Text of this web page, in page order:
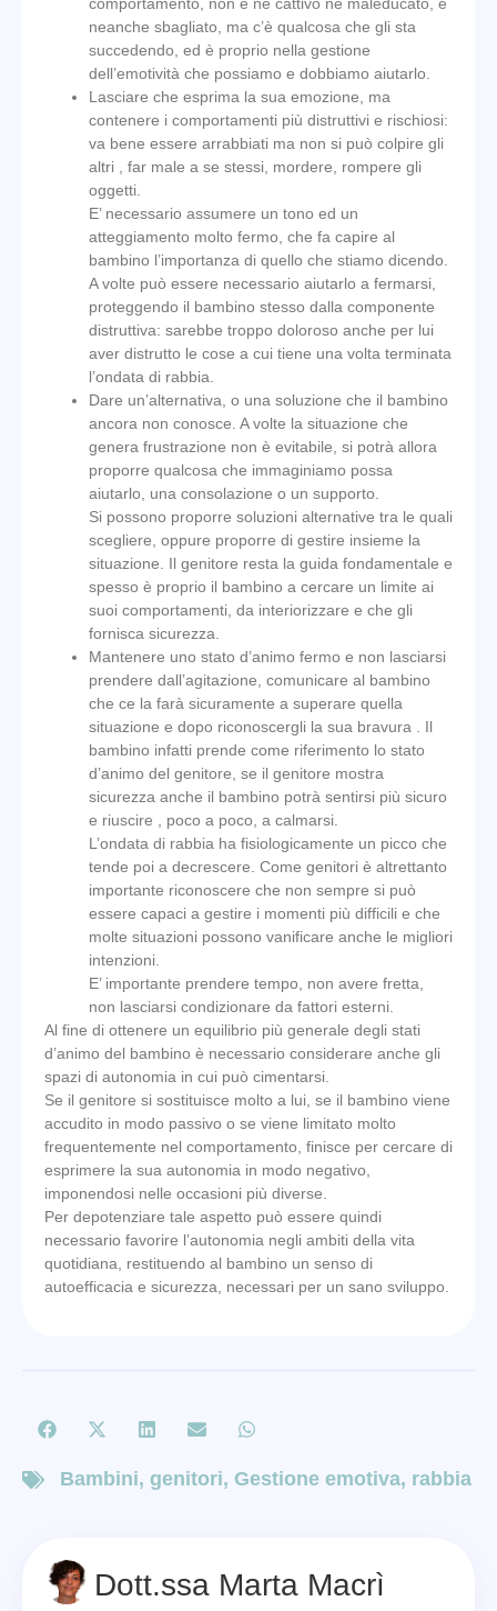
neanche sbagliato, ma c’è qualcosa che gli sta
succedendo, ed è proprio nella gestione
dell’emotività che possiamo e dobbiamo aiutarlo.
Lasciare che esprima la sua emozione, ma
contenere i comportamenti più distruttivi e rischiosi:
va bene essere arrabbiati ma non si può colpire gli
altri , far male a se stessi, mordere, rompere gli
oggetti.
E’ necessario assumere un tono ed un
atteggiamento molto fermo, che fa capire al
bambino l’importanza di quello che stiamo dicendo.
A volte può essere necessario aiutarlo a fermarsi,
proteggendo il bambino stesso dalla componente
distruttiva: sarebbe troppo doloroso anche per lui
aver distrutto le cose a cui tiene una volta terminata
l’ondata di rabbia.​
Dare un’alternativa, o una soluzione che il bambino
ancora non conosce. A volte la situazione che
genera frustrazione non è evitabile, si potrà allora
proporre qualcosa che immaginiamo possa
aiutarlo, una consolazione o un supporto.
Si possono proporre soluzioni alternative tra le quali
scegliere, oppure proporre di gestire insieme la
situazione. Il genitore resta la guida fondamentale e
spesso è proprio il bambino a cercare un limite ai
suoi comportamenti, da interiorizzare e che gli
fornisca sicurezza.
Mantenere uno stato d’animo fermo e non lasciarsi
prendere dall’agitazione, comunicare al bambino
che ce la farà sicuramente a superare quella
situazione e dopo riconoscergli la sua bravura . Il
bambino infatti prende come riferimento lo stato
d’animo del genitore, se il genitore mostra
sicurezza anche il bambino potrà sentirsi più sicuro
e riuscire , poco a poco, a calmarsi.
L’ondata di rabbia ha fisiologicamente un picco che
tende poi a decrescere. Come genitori è altrettanto
importante riconoscere che non sempre si può
essere capaci a gestire i momenti più difficili e che
molte situazioni possono vanificare anche le migliori
intenzioni.
E’ importante prendere tempo, non avere fretta,
non lasciarsi condizionare da fattori esterni.
Al fine di ottenere un equilibrio più generale degli stati
d’animo del bambino è necessario considerare anche gli
spazi di autonomia in cui può cimentarsi.
Se il genitore si sostituisce molto a lui, se il bambino viene
accudito in modo passivo o se viene limitato molto
frequentemente nel comportamento, finisce per cercare di
esprimere la sua autonomia in modo negativo,
imponendosi nelle occasioni più diverse.
Per depotenziare tale aspetto può essere quindi
necessario favorire l’autonomia negli ambiti della vita
quotidiana, restituendo al bambino un senso di
autoefficacia e sicurezza, necessari per un sano sviluppo.
Bambini, genitori, Gestione emotiva, rabbia
Dott.ssa Marta Macrì